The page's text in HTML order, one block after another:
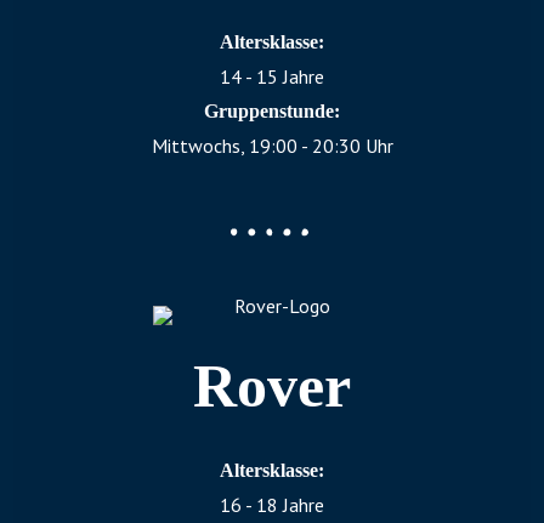
Altersklasse:
14 - 15 Jahre
Gruppenstunde:
Mittwochs, 19:00 - 20:30 Uhr
Rover
Altersklasse:
16 - 18 Jahre